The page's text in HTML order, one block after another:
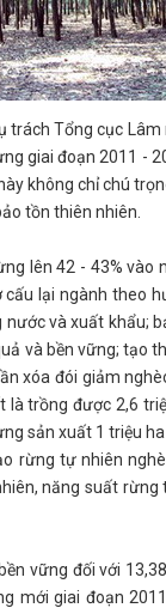
trách Tổng cục
giai đoạn 2011 -
không chỉ chú
tồn thiên nhiên.
lên 42 - 43%
lại ngành theo
và xuất khẩu;
và bền vững; tạo
xóa đói giảm
là trồng được 2,6
sản xuất 1 triệu
rừng tự nhiên
năng suất
vững đối với
mới giai đoạn